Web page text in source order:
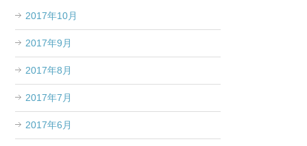
2017年10月
2017年9月
2017年8月
2017年7月
2017年6月